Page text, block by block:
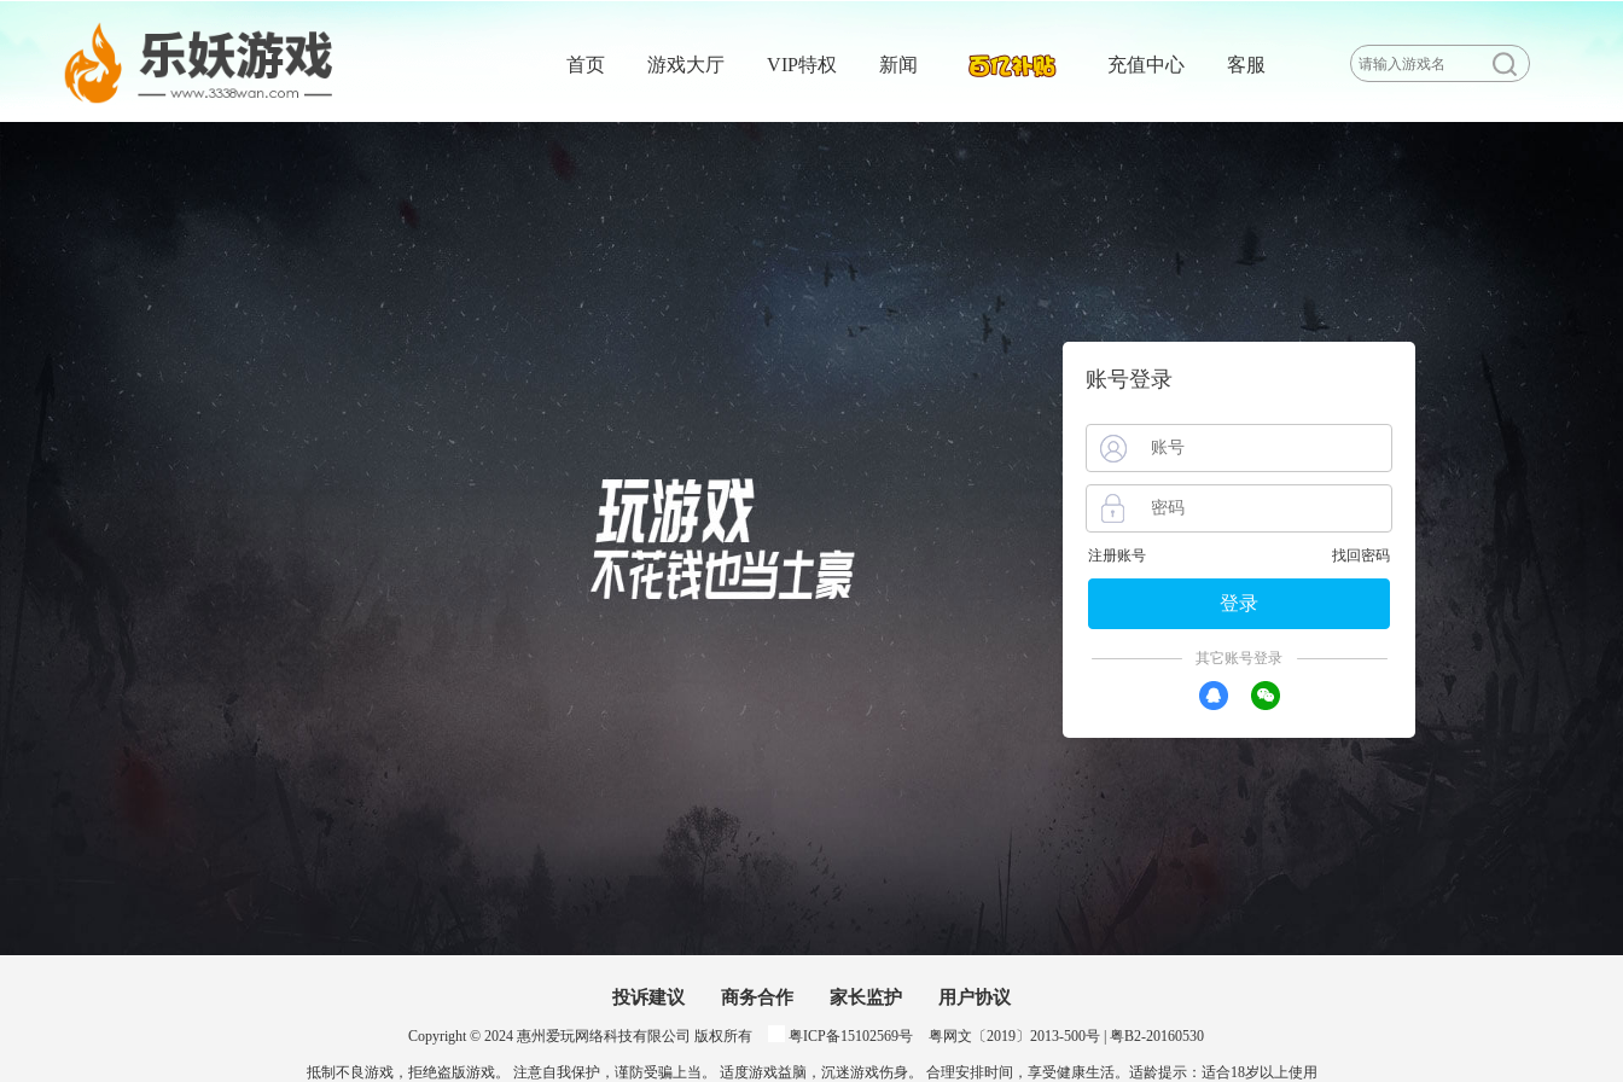
首页 游戏大厅 VIP特权 新闻 充值中心 客服
账号登录
注册账号 找回密码
登录
其它账号登录
投诉建议 商务合作 家长监护 用户协议
Copyright © 2024 惠州爱玩网络科技有限公司 版权所有 粤ICP备15102569号 粤网文〔2019〕2013-500号 | 粤B2-20160530
抵制不良游戏，拒绝盗版游戏。 注意自我保护，谨防受骗上当。 适度游戏益脑，沉迷游戏伤身。 合理安排时间，享受健康生活。适龄提示：适合18岁以上使用